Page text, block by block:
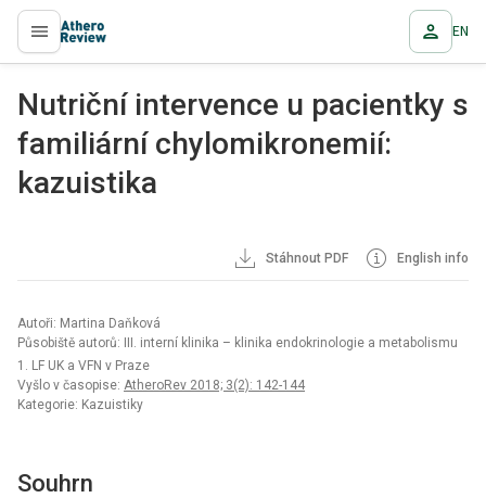
proLékaře.cz EN
Nutriční intervence u pacientky s
familiární chylomikronemií:
kazuistika
Stáhnout PDF English info
Autoři: Martina Daňková
Působiště autorů: III. interní klinika – klinika endokrinologie a metabolismu
1. LF UK a VFN v Praze
Vyšlo v časopise: AtheroRev 2018; 3(2): 142-144
Kategorie: Kazuistiky
Souhrn